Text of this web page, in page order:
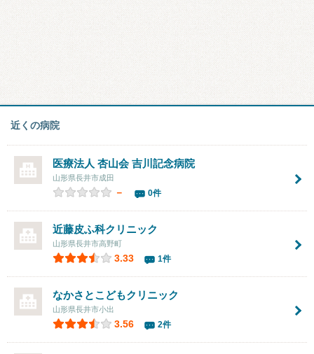
近くの病院
医療法人 杏山会 吉川記念病院
山形県長井市成田
－ 0件
近藤皮ふ科クリニック
山形県長井市高野町
3.33 1件
なかさとこどもクリニック
山形県長井市小出
3.56 2件